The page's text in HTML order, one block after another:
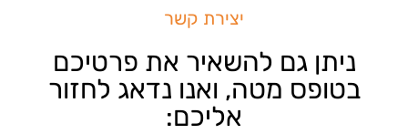
יצירת קשר
ניתן גם להשאיר את פרטיכם
בטופס מטה, ואנו נדאג לחזור
אליכם: